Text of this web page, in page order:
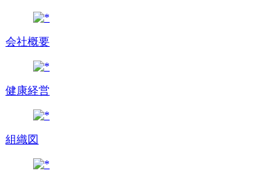
会社概要
健康経営
組織図